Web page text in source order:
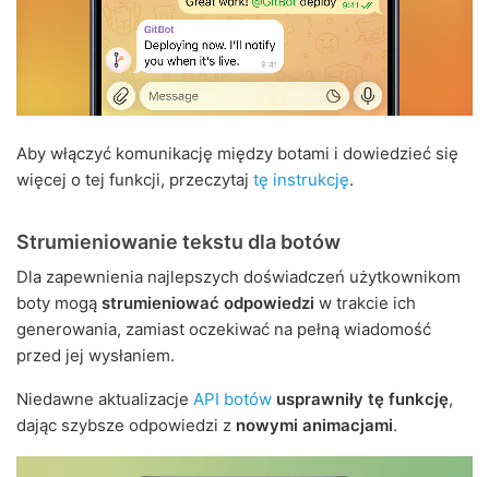
Aby włączyć komunikację między botami i dowiedzieć się
więcej o tej funkcji, przeczytaj tę instrukcję.
Strumieniowanie tekstu dla botów
Dla zapewnienia najlepszych doświadczeń użytkownikom
boty mogą strumieniować odpowiedzi w trakcie ich
generowania, zamiast oczekiwać na pełną wiadomość
przed jej wysłaniem.
Niedawne aktualizacje API botów usprawniły tę funkcję,
dając szybsze odpowiedzi z nowymi animacjami.